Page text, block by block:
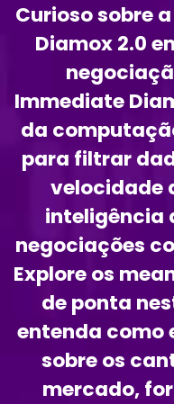
Curioso sobre
Diamox 2.0
Immediate
da
para filtrar
velocidade
inteligência
negociações
Explore os
de ponta
entenda como
sobre os
mercado,